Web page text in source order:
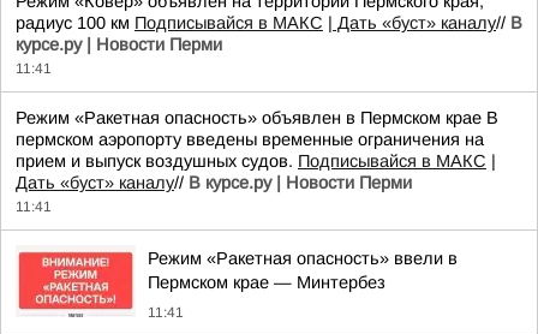
радиус 100 км Подписывайся в МАКС | Дать «буст» каналу// В
курсе.ру | Новости Перми
11:41
Режим «Ракетная опасность» объявлен в Пермском крае В
пермском аэропорту введены временные ограничения на
прием и выпуск воздушных судов. Подписывайся в МАКС |
Дать «буст» каналу// В курсе.ру | Новости Перми
11:41
Режим «Ракетная опасность» ввели в
Пермском крае — Минтербез
11:41